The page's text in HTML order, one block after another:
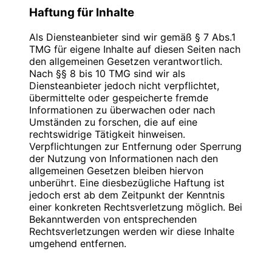
Umsatzsteuer-Identifikationsnummer gemäß
§27 a Umsatzsteuergesetz:
DE 283623660
Verantwortlich für den Inhalt nach § 55 Abs. 2
RStV:
Name: Christian Hinzmann
Strasse: Friedhofsweg 5
PLZ/Ort: 12529 Großziethen
E-Mail: info@blauweb.de
Telefon: +49 3379 591 001
Telefax: +49 3379 591 002
Mobil: +49 176 277 50 500
aufgeführten Datenschutzerklärung.
Datenerfassung auf dieser Website
Wer ist verantwortlich für die Datenerfassung
auf dieser Website?
Die Datenverarbeitung auf dieser Website
erfolgt durch den Websitebetreiber. Dessen
Kontaktdaten können Sie dem Impressum
dieser Website entnehmen.
Wie erfassen wir Ihre Daten?
Ihre Daten werden zum einen dadurch erhoben,
dass Sie uns diese mitteilen. Hierbei kann es
sich z. B. um Daten handeln, die Sie in ein
Kontaktformular eingeben.
Andere Daten werden automatisch beim
Besuch der Website durch unsere IT-Systeme
Haftung für Inhalte
Als Diensteanbieter sind wir gemäß § 7 Abs.1
TMG für eigene Inhalte auf diesen Seiten nach
den allgemeinen Gesetzen verantwortlich.
Nach §§ 8 bis 10 TMG sind wir als
Diensteanbieter jedoch nicht verpflichtet,
übermittelte oder gespeicherte fremde
Informationen zu überwachen oder nach
Umständen zu forschen, die auf eine
rechtswidrige Tätigkeit hinweisen.
Verpflichtungen zur Entfernung oder Sperrung
der Nutzung von Informationen nach den
allgemeinen Gesetzen bleiben hiervon
unberührt. Eine diesbezügliche Haftung ist
jedoch erst ab dem Zeitpunkt der Kenntnis
einer konkreten Rechtsverletzung möglich. Bei
Bekanntwerden von entsprechenden
Rechtsverletzungen werden wir diese Inhalte
umgehend entfernen.